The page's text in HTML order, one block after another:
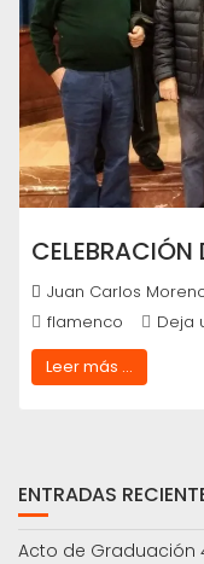
CELEBRACIÓN
Juan Carlos
flamenco
Deja
Leer más ...
ENTRADAS
Acto de Graduación